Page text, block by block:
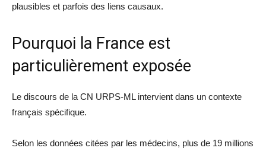
plausibles et parfois des liens causaux.
Pourquoi la France est
particulièrement exposée
Le discours de la CN URPS-ML intervient dans un contexte
français spécifique.
Selon les données citées par les médecins, plus de 19 millions